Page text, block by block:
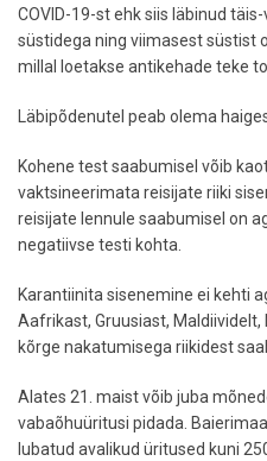
COVID-19-st ehk siis läbinud
süstidega ning viimasest süstist
millal loetakse antikehade teke
Läbipõdenutel peab olema
Kohene test saabumisel võib
vaktsineerimata reisijate riiki
reisijate lennule saabumisel on
negatiivse testi kohta.
Karantiinita sisenemine ei kehti
Aafrikast, Gruusiast,
kõrge nakatumisega riikidest
Alates 21. maist võib juba
vabaõhuüritusi pidada.
lubatud avalikud üritused kuni